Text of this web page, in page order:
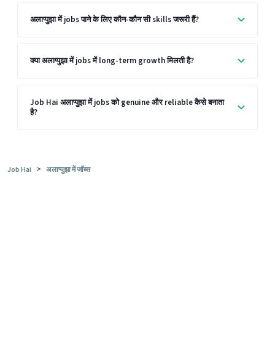
अलाप्पुझा में jobs पाने के लिए कौन-कौन सी skills जरूरी हैं?
क्या अलाप्पुझा में jobs में long-term growth मिलती है?
Job Hai अलाप्पुझा में jobs को genuine और reliable कैसे बनाता
है?
Job Hai > अलाप्पुझा में जॉब्स